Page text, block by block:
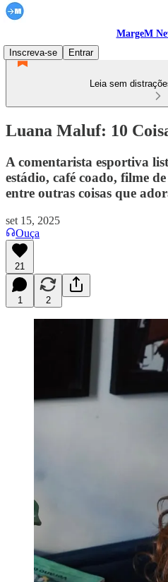
MargeM
Inscreva-se
Entrar
Leia sem
Luana Maluf: 10
A comentarista esportiva
estádio, café coado, filme
entre outras coisas que
set 15, 2025
Ouça
21
1 2